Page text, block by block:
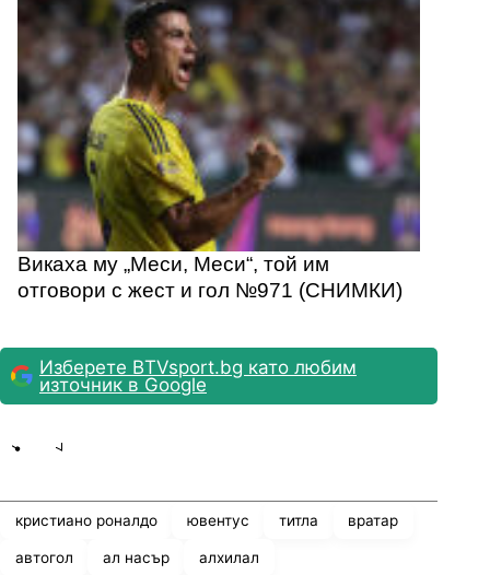
Викаха му „Меси, Меси“, той им
отговори с жест и гол №971 (СНИМКИ)
Изберете BTVsport.bg като любим
източник в Google
кристиано роналдо ювентус титла вратар
автогол ал насър алхилал